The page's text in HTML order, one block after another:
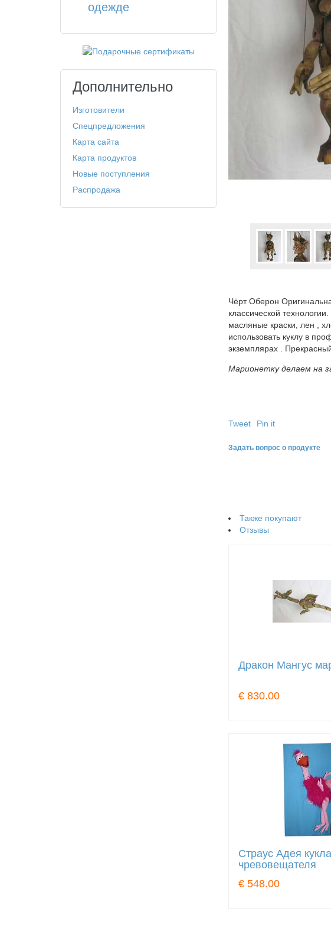
Чёрт Оберон
классической
масляные краски, лен ,
использовать куклу в
экземплярах .
Марионетку делаем на
Tweet Pin it
Задать вопрос о продукте
Также покупают
Отзывы
Дракон Мангус
€ 830.00
Страус Адея кукла
чревовещателя
€ 548.00
одежде
Дополнительно
Изготовители
Спецпредложения
Карта сайта
Карта продуктов
Новые поступления
Распродажа